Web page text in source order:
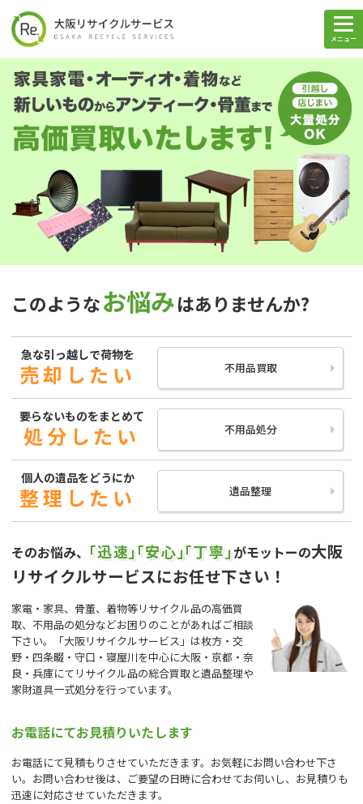
メニュー
このようなお悩みはありませんか?
急な引っ越しで荷物を
売却したい 不用品買取
要らないものをまとめて
処分したい 不用品処分
個人の遺品をどうにか
整理したい 遺品整理
そのお悩み、 「迅速」「安心」「丁寧」がモットーの大阪
リサイクルサービスにお任せ下さい！
家電・家具、骨董、着物等リサイクル品の高価買
取、不用品の処分などお困りのことがあればご相談
下さい。「大阪リサイクルサービス」は枚方・交
野・四条畷・守口・寝屋川を中心に大阪・京都・奈
良・兵庫にてリサイクル品の総合買取と遺品整理や
家財道具一式処分を行っています。
お電話にてお見積りいたします
お電話にて見積もりさせていただきます。お気軽にお問い合わせ下さ
い。お問い合わせ後は、ご要望の日時に合わせてお伺いし、お見積りも
迅速に対応させていただきます。